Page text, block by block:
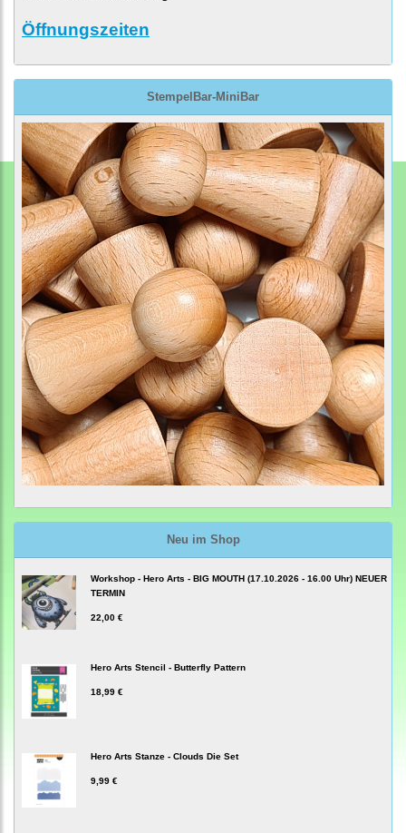
Öffnungszeiten
StempelBar-MiniBar
Neu im Shop
Workshop - Hero Arts - BIG MOUTH (17.10.2026 - 16.00 Uhr) NEUER
TERMIN
22,00 €
Hero Arts Stencil - Butterfly Pattern
18,99 €
Hero Arts Stanze - Clouds Die Set
9,99 €